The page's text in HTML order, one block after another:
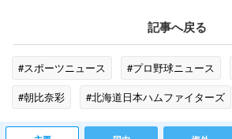
記事へ戻る
#スポーツニュース #プロ野球ニュース
#朝比奈彩
#北海道日本ハムファイターズ